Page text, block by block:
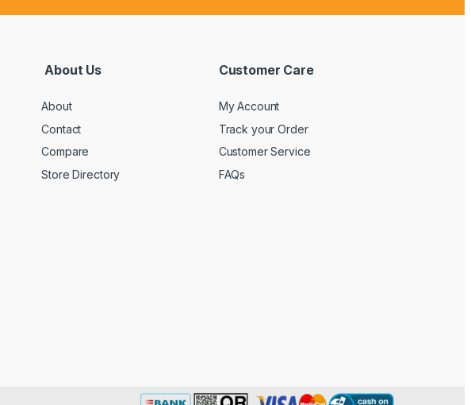
About Us
About
Contact
Compare
Store Directory
Customer Care
My Account
Track your Order
Customer Service
FAQs